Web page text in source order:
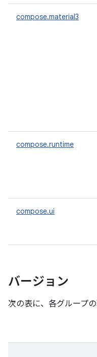
compose.material3
compose.runtime
compose.ui
バージョン
次の表に、各グループ